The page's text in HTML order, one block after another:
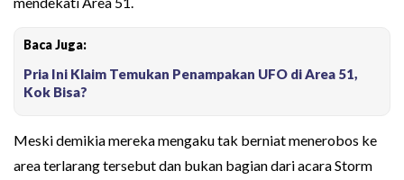
Baca Juga:
Pria Ini Klaim Temukan Penampakan UFO di Area 51,
Kok Bisa?
Meski demikia mereka mengaku tak berniat menerobos ke
area terlarang tersebut dan bukan bagian dari acara Storm